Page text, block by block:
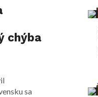
chýba
sa